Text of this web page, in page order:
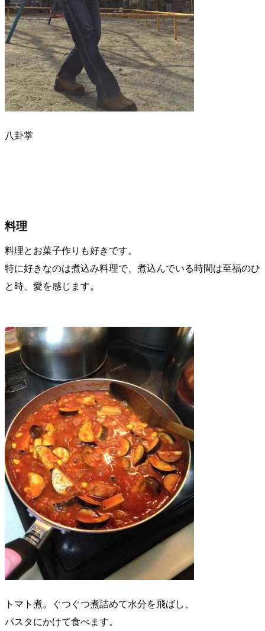
八卦掌
料理
料理とお菓子作りも好きです。
特に好きなのは煮込み料理で、煮込んでいる時間は至福のひ
と時、愛を感じます。
トマト煮。ぐつぐつ煮詰めて水分を飛ばし、
パスタにかけて食べます。